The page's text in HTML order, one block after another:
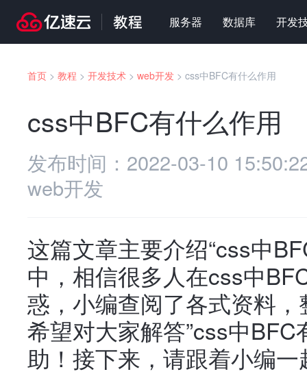
服务器 数据库 开发
首页 > 教程 > 开发技术 > web开发 > css中BFC有什么作用
css中BFC有什么作用
发布时间： 2022-03-10
web开发
这篇文章主要介绍“css中
中，相信很多人在css中
惑，小编查阅了各式资料
希望对大家解答”css中
助！接下来，请跟着小编